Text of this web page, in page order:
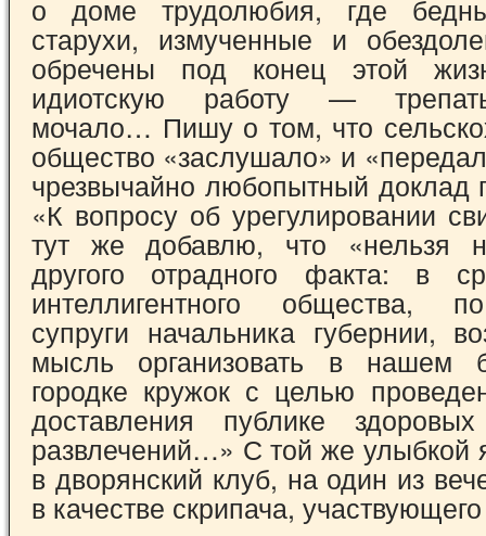
о доме трудолюбия, где
старухи, измученные и
обречены под конец этой
идиотскую работу —
мочало… Пишу о том, что
общество «заслушало» и
чрезвычайно любопытный доклад
«К вопросу об урегулировании
тут же добавлю, что «нельзя
другого отрадного факта: в
интеллигентного общества,
супруги начальника губернии,
мысль организовать в нашем
городке кружок с целью
доставления публике
развлечений…» С той же улыбкой
в дворянский клуб, на один из
в качестве скрипача,